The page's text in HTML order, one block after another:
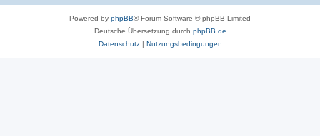
Powered by phpBB® Forum Software © phpBB Limited
Deutsche Übersetzung durch phpBB.de
Datenschutz| Nutzungsbedingungen